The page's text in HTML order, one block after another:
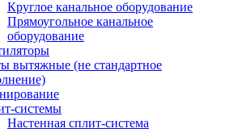
Круглое канальное оборудование
Прямоугольное канальное
оборудование
вытяжные (не стандартное
системы
Настенная сплит-система